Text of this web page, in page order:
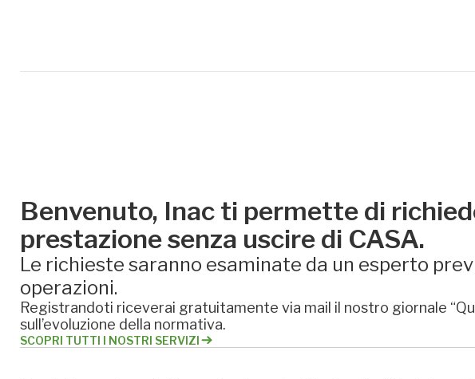
Benvenuto, Inac ti permette di
prestazione senza uscire di CASA.
Le richieste saranno esaminate da un esperto
operazioni.
Registrandoti riceverai gratuitamente via mail il nostro giornale
sull’evoluzione della normativa.
SCOPRI TUTTI I NOSTRI SERVIZI